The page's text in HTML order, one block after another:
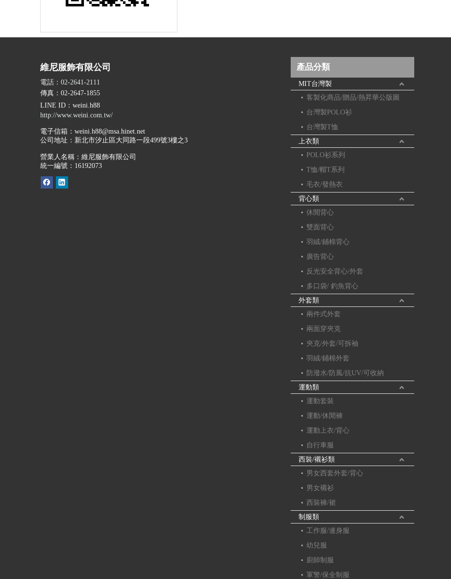
維尼服飾有限公司
電話：02-2641-2111
傳真：02-2647-1855
LINE ID ：weini.h88
http://www.weini.com.tw/
電子信箱： weini.h88@msa.hinet.net
公司地址： 新北市汐止區大同路一段499號3樓之3
營業人名稱：維尼服飾有限公司
統一編號：16192073
產品分類
MIT台灣製
客製化商品/贈品/熱昇華公版圖
台灣製POLO衫
台灣製T恤
上衣類
POLO衫系列
T恤/帽T系列
毛衣/發熱衣
背心類
休閒背心
雙面背心
羽絨/鋪棉背心
廣告背心
反光安全背心/外套
多口袋/ 釣魚背心
外套類
兩件式外套
兩面穿夾克
夾克/外套/可拆袖
羽絨/鋪棉外套
防潑水/防風/抗UV/可收納
運動類
運動套裝
運動/休閒褲
運動上衣/背心
自行車服
西裝/襯衫類
男女西套外套/背心
男女襯衫
西裝褲/裙
制服類
工作服/連身服
幼兒服
廚師制服
軍警/保全制服